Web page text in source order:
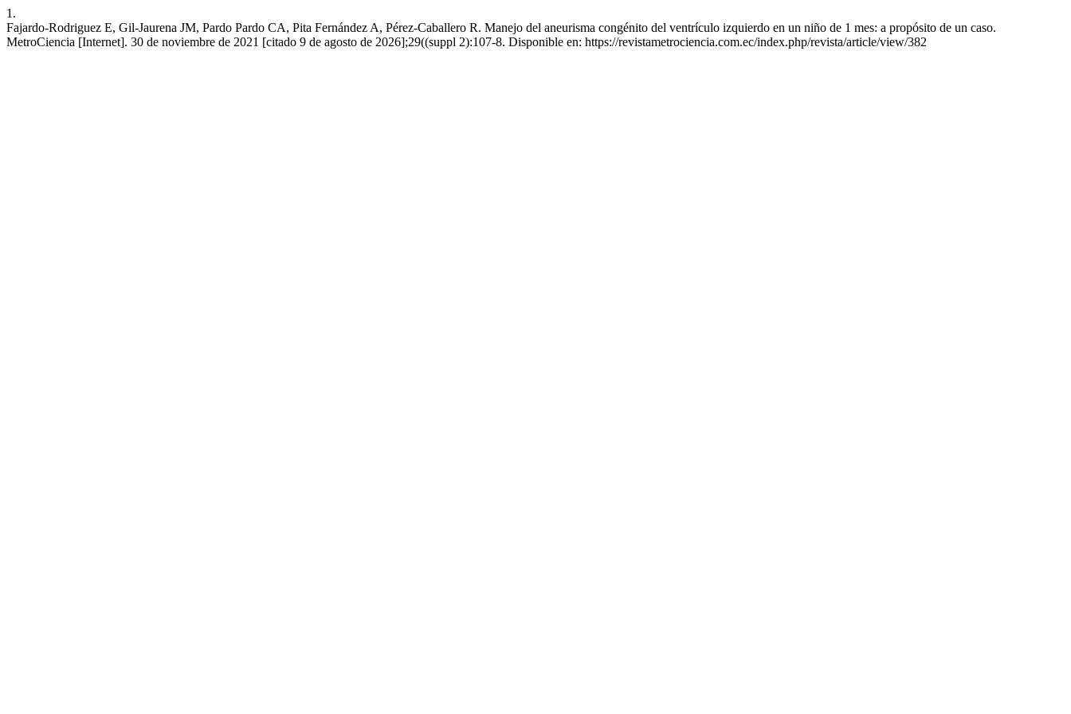
1.
Fajardo-Rodriguez E, Gil-Jaurena JM, Pardo Pardo CA, Pita Fernández A, Pérez-Caballero R. Manejo del aneurisma congénito del ventrículo izquierdo en un niño de 1 mes: a propósito de un caso.
MetroCiencia [Internet]. 30 de noviembre de 2021 [citado 9 de agosto de 2026];29((suppl 2):107-8. Disponible en: https://revistametrociencia.com.ec/index.php/revista/article/view/382